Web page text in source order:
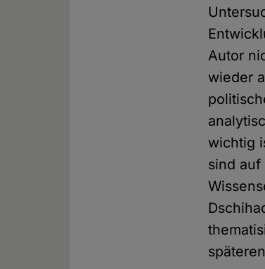
Autor
wieder
wichtig
sind auf